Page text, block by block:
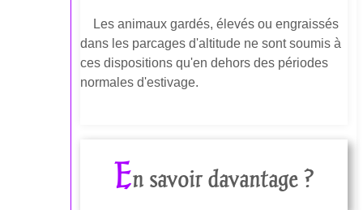
Les animaux gardés, élevés ou engraissés
dans les parcages d'altitude ne sont soumis à
ces dispositions qu'en dehors des périodes
normales d'estivage.
En savoir davantage ?